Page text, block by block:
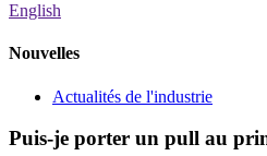
English
Nouvelles
Actualités de l'industrie
Puis-je porter un pull au